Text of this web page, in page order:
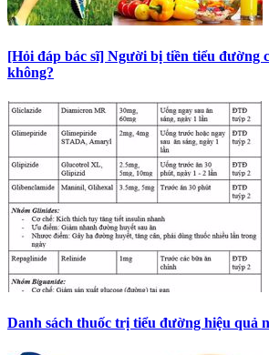
[Hỏi đáp bác sĩ] Người bị tiền tiểu đường
không?
Danh sách thuốc trị tiểu đường hiệu quả